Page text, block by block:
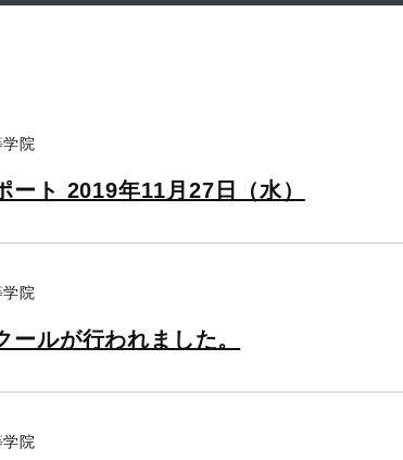
学院
ト 2019年11月27日（水）
学院
ルが行われました。
学院